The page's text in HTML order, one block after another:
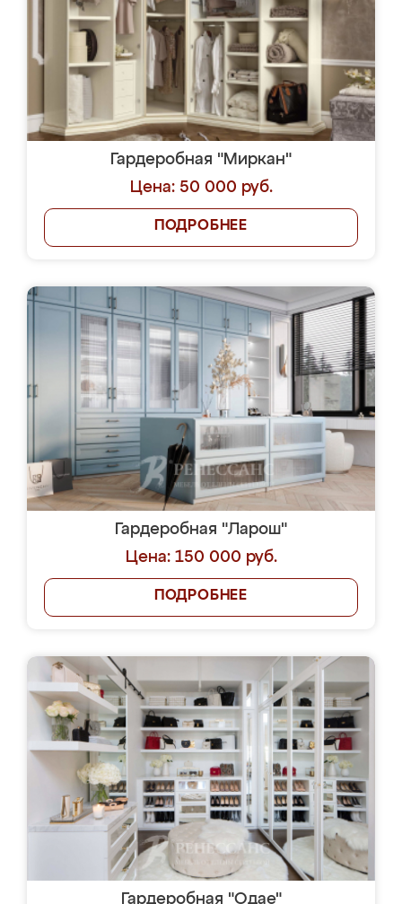
Гардеробная "Миркан"
Цена: 50 000 руб.
ПОДРОБНЕЕ
Гардеробная "Ларош"
Цена: 150 000 руб.
ПОДРОБНЕЕ
Гардеробная "Одае"